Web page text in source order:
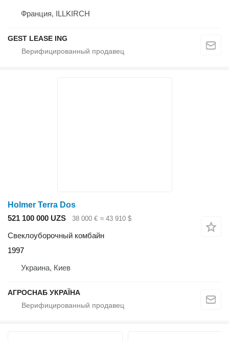
Франция, ILLKIRCH
GEST LEASE ING
Holmer Terra Dos
521 100 000 UZS
38 000 € ≈ 43 910 $
Свеклоуборочный комбайн
1997
Украина, Киев
АГРОСНАБ УКРАЇНА